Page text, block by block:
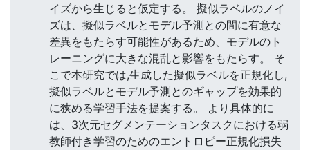
イズから生じると仮定する。 擬似ラベルのノイ
ズは、擬似ラベルとモデル予測との間に有意な
差異をもたらす可能性があるため、モデルのト
レーニングに大きな混乱と影響をもたらす。 そ
こで本研究では,生成した擬似ラベルを正規化し,
擬似ラベルとモデル予測とのギャップを効果的
に狭める学習手法を提案する。 より具体的に
は、3次元セグメンテーションタスクにおける弱
教師付き学習のためのエントロピー正規化損失